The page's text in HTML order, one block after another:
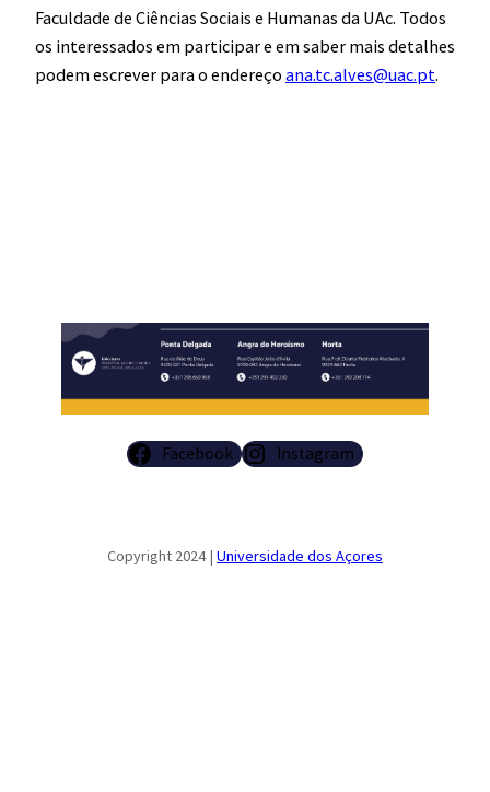
Faculdade de Ciências Sociais e Humanas da UAc. Todos
os interessados em participar e em saber mais detalhes
podem escrever para o endereço ana.tc.alves@uac.pt.
Facebook Instagram
Copyright 2024 | Universidade dos Açores